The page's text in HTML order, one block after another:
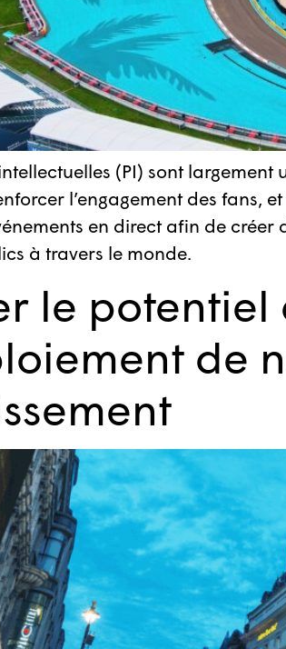
(PI) sont
l’engagement des fans,
en direct afin de créer
à travers le monde.
le
de